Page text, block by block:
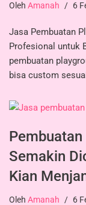
Oleh Amanah 6
Jasa Pembuatan
Profesional untuk
pembuatan
bisa custom
Semakin
Kian
Oleh Amanah 6